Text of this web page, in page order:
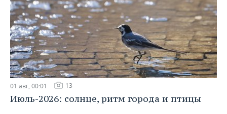
01 авг, 00:01 13
Июль-2026: солнце, ритм города и птицы